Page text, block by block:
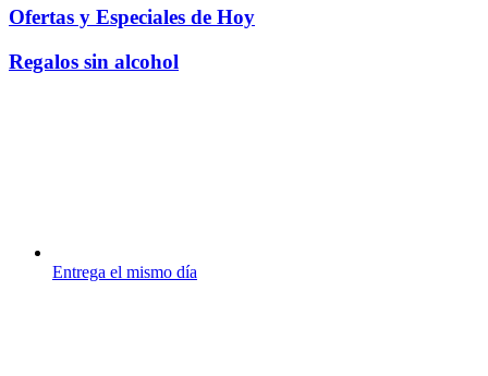
Ofertas y Especiales de Hoy
Regalos sin alcohol
Entrega el mismo día